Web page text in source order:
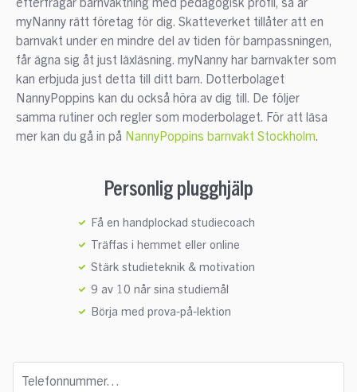
efterfrågar barnvaktning med pedagogisk profil, så är
myNanny rätt företag för dig. Skatteverket tillåter att en
barnvakt under en mindre del av tiden för barnpassningen,
får ägna sig åt just läxläsning. myNanny har barnvakter som
kan erbjuda just detta till ditt barn. Dotterbolaget
NannyPoppins kan du också höra av dig till. De följer
samma rutiner och regler som moderbolaget. För att läsa
mer kan du gå in på NannyPoppins barnvakt Stockholm.
Personlig plugghjälp
Få en handplockad studiecoach
Träffas i hemmet eller online
Stärk studieteknik & motivation
9 av 10 når sina studiemål
Börja med prova-på-lektion
Telefonnummer…